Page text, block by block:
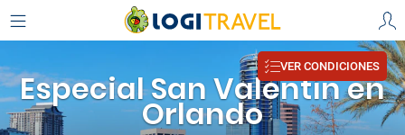
Especial San Valentín en
Orlando
VER CONDICIONES